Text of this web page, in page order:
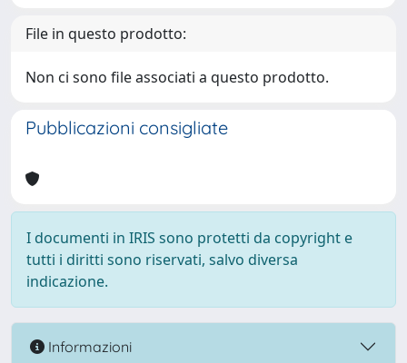
File in questo prodotto:
Non ci sono file associati a questo prodotto.
Pubblicazioni consigliate
I documenti in IRIS sono protetti da copyright e
tutti i diritti sono riservati, salvo diversa
indicazione.
Informazioni